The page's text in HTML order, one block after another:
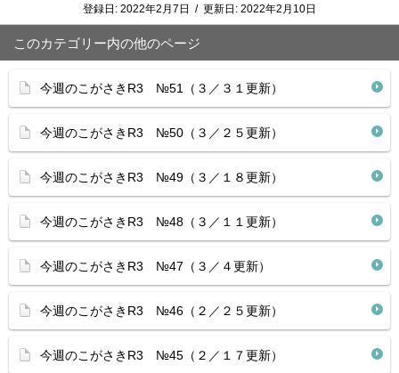
登録日: 2022年2月7日 / 更新日: 2022年2月10日
このカテゴリー内の他のページ
今週のこがさきR3 №51（３／３１更新）
今週のこがさきR3 №50（３／２５更新）
今週のこがさきR3 №49（３／１８更新）
今週のこがさきR3 №48（３／１１更新）
今週のこがさきR3 №47（３／４更新）
今週のこがさきR3 №46（２／２５更新）
今週のこがさきR3 №45（２／１７更新）